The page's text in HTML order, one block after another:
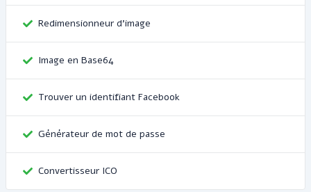
Redimensionneur d'image
Image en Base64
Trouver un identifiant Facebook
Générateur de mot de passe
Convertisseur ICO